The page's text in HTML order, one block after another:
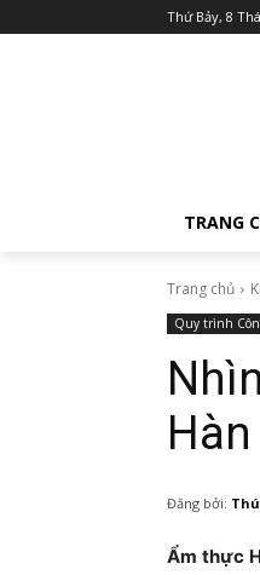
Thứ Bảy, 8
TRANG
Trang chủ
Quy trình
Đăng bởi:
Ẩm thực